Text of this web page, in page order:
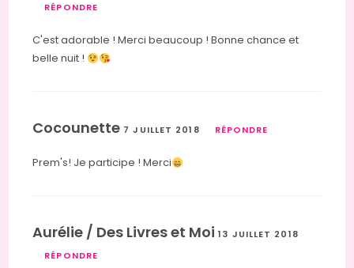
RÉPONDRE
C'est adorable ! Merci beaucoup ! Bonne chance et
belle nuit !
Cocounette 7 JUILLET 2018 RÉPONDRE
Prem's! Je participe ! Merci
Aurélie / Des Livres et Moi13 JUILLET 2018
RÉPONDRE